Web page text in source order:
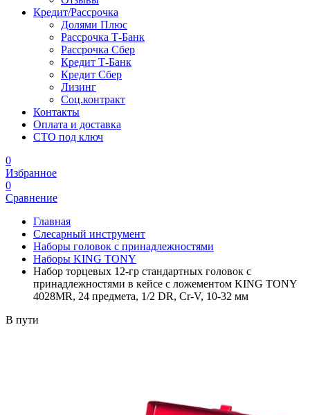
Кредит/Рассрочка
Долями Плюс
Рассрочка Т-Банк
Рассрочка Сбер
Кредит Т-Банк
Кредит Сбер
Лизинг
Соц.контракт
Контакты
Оплата и доставка
СТО под ключ
0
Избранное
0
Сравнение
Главная
Слесарный инструмент
Наборы головок с принадлежностями
Наборы KING TONY
Набор торцевых 12-гр стандартных головок с
принадлежностями в кейсе с ложементом KING TONY
4028MR, 24 предмета, 1/2 DR, Cr-V, 10-32 мм
В пути